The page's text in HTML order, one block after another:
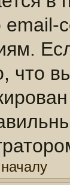
email-
что